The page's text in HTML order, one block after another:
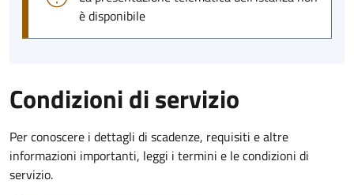
è disponibile
Condizioni di servizio
Per conoscere i dettagli di scadenze, requisiti e altre
informazioni importanti, leggi i termini e le condizioni di
servizio.